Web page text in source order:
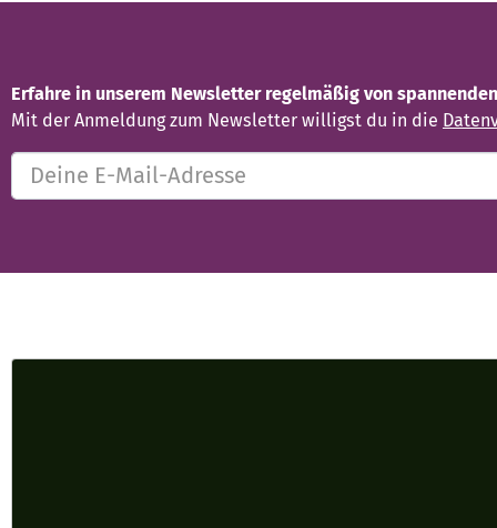
Erfahre in unserem Newsletter regelmäßig von
Mit der Anmeldung zum Newsletter willigst du in die